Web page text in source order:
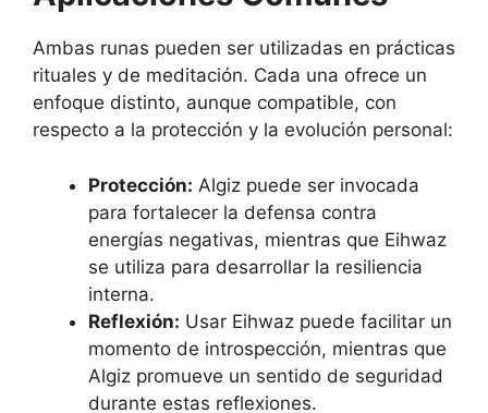
Ambas runas pueden ser utilizadas en prácticas
rituales y de meditación. Cada una ofrece un
enfoque distinto, aunque compatible, con
respecto a la protección y la evolución personal:
Protección: Algiz puede ser invocada
para fortalecer la defensa contra
energías negativas, mientras que Eihwaz
se utiliza para desarrollar la resiliencia
interna.
Reflexión: Usar Eihwaz puede facilitar un
momento de introspección, mientras que
Algiz promueve un sentido de seguridad
durante estas reflexiones.